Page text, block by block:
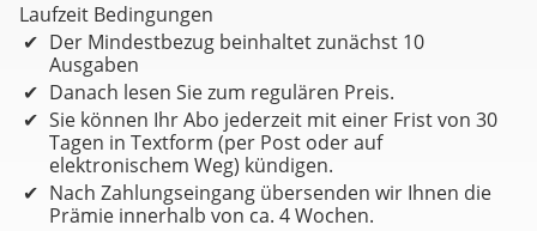
Laufzeit Bedingungen
Der Mindestbezug beinhaltet zunächst 10
Ausgaben
Danach lesen Sie zum regulären Preis.
Sie können Ihr Abo jederzeit mit einer Frist von 30
Tagen in Textform (per Post oder auf
elektronischem Weg) kündigen.
Nach Zahlungseingang übersenden wir Ihnen die
Prämie innerhalb von ca. 4 Wochen.